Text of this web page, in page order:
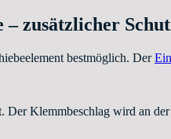
– zusätzlicher
bestmöglich. Der
Klemmbeschlag wird an